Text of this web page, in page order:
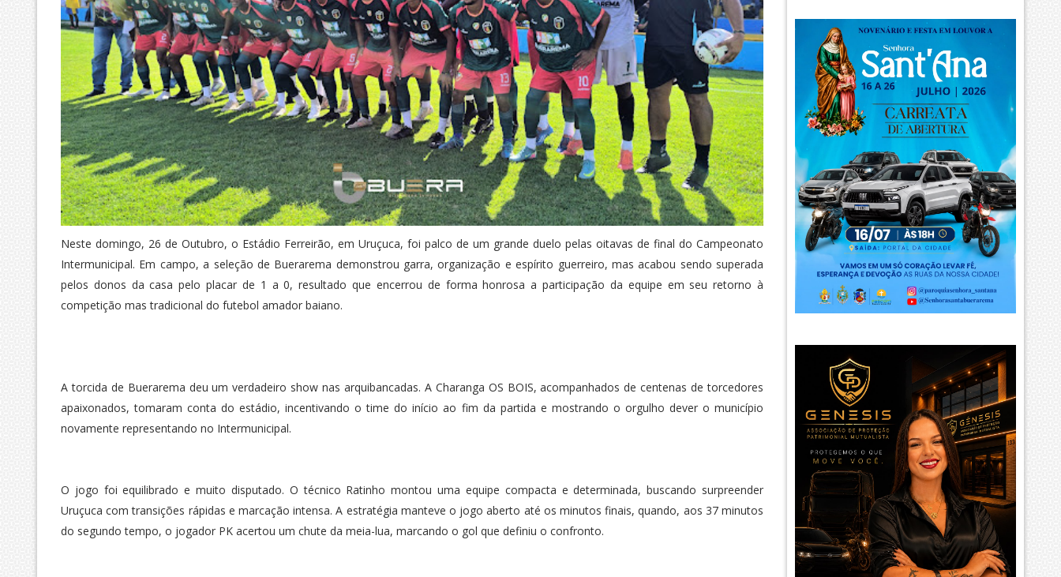
Neste domingo, 26 de Outubro, o Estádio Ferreirão, em Uruçuca, foi palco de um grande duelo pelas oitavas de final do Campeonato
Intermunicipal. Em campo, a seleção de Buerarema demonstrou garra, organização e espírito guerreiro, mas acabou sendo superada
pelos donos da casa pelo placar de 1 a 0, resultado que encerrou de forma honrosa a participação da equipe em seu retorno à
competição mas tradicional do futebol amador baiano.
A torcida de Buerarema deu um verdadeiro show nas arquibancadas. A Charanga OS BOIS, acompanhados de centenas de torcedores
apaixonados, tomaram conta do estádio, incentivando o time do início ao fim da partida e mostrando o orgulho dever o município
novamente representando no Intermunicipal.
O jogo foi equilibrado e muito disputado. O técnico Ratinho montou uma equipe compacta e determinada, buscando surpreender
Uruçuca com transições rápidas e marcação intensa. A estratégia manteve o jogo aberto até os minutos finais, quando, aos 37 minutos
do segundo tempo, o jogador PK acertou um chute da meia-lua, marcando o gol que definiu o confronto.